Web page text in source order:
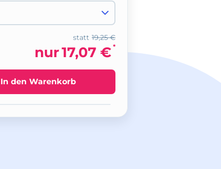
19,25 €
statt
nur17,07 € *
In den Warenkorb